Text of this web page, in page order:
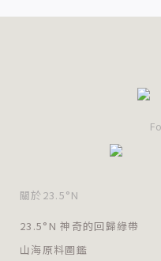
關於23.5°N
23.5°N 神奇的回歸綠帶
山海原料圖鑑